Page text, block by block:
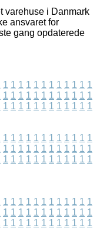
varehuse i Danmark
ansvaret for
gang opdaterede
1 1 1 1 1 1 1 1 1 1 1 1
1 1 1 1 1 1 1 1 1 1 1 1
1 1 1 1 1 1 1 1 1 1 1 1
1 1 1 1 1 1 1 1 1 1 1 1
1 1 1 1 1 1 1 1 1 1 1 1
1 1 1 1 1 1 1 1 1 1 1 1
1 1 1 1 1 1 1 1 1 1 1 1
1 1 1 1 1 1 1 1 1 1 1 1
1 1 1 1 1 1 1 1 1 1 1 1